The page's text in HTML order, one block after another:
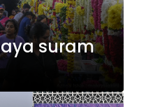
suram